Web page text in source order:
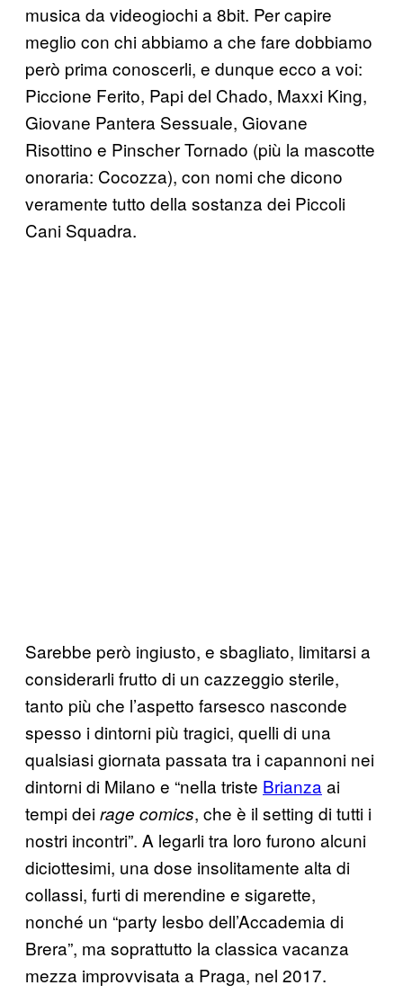
musica da videogiochi a 8bit. Per capire
meglio con chi abbiamo a che fare dobbiamo
però prima conoscerli, e dunque ecco a voi:
Piccione Ferito, Papi del Chado, Maxxi King,
Giovane Pantera Sessuale, Giovane
Risottino e Pinscher Tornado (più la mascotte
onoraria: Cocozza), con nomi che dicono
veramente tutto della sostanza dei Piccoli
Cani Squadra.
Sarebbe però ingiusto, e sbagliato, limitarsi a
considerarli frutto di un cazzeggio sterile,
tanto più che l’aspetto farsesco nasconde
spesso i dintorni più tragici, quelli di una
qualsiasi giornata passata tra i capannoni nei
dintorni di Milano e “nella triste Brianza ai
tempi deirage comics, che è il setting di tutti i
nostri incontri”. A legarli tra loro furono alcuni
diciottesimi, una dose insolitamente alta di
collassi, furti di merendine e sigarette,
nonché un “party lesbo dell’Accademia di
Brera”, ma soprattutto la classica vacanza
mezza improvvisata a Praga, nel 2017.